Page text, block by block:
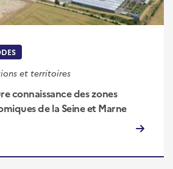
et territoires
connaissance des zones
de la Seine et Marne